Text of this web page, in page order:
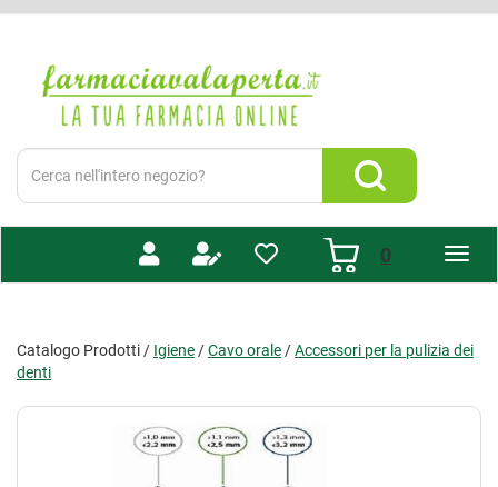
principale
Valaperta
Cerca
Prodotto
Cerca Prodotto
0prodotti
Catalogo Prodotti / Igiene /Cavo orale /Accessori per la pulizia dei
denti